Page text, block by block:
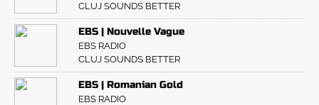
CLUJ SOUNDS BETTER
EBS | Nouvelle Vague
EBS RADIO
CLUJ SOUNDS BETTER
EBS | Romanian Gold
EBS RADIO